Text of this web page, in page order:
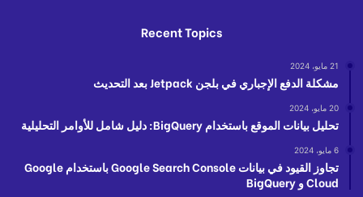
Recent Topics
21 مايو، 2024
مشكلة الدفع الإجباري في بلجن Jetpack بعد التحديث
20 مايو، 2024
تحليل بيانات الموقع باستخدام BigQuery: دليل شامل للأوامر التحليلية
6 مايو، 2024
تجاوز القيود في بيانات Google Search Console باستخدام Google
Cloud و BigQuery